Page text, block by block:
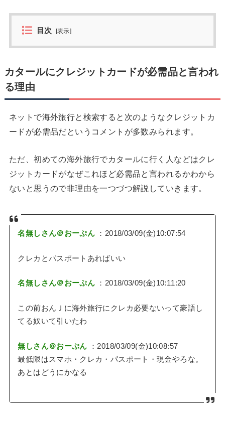
目次 [表示]
カタールにクレジットカードが必需品と言われ
る理由
ネットで海外旅行と検索すると次のようなクレジットカ
ードが必需品だというコメントが多数みられます。
ただ、初めての海外旅行でカタールに行く人などはクレ
ジットカードがなぜこれほど必需品と言われるかわから
ないと思うので非理由を一つづつ解説していきます。
名無しさん＠おーぷん ：2018/03/09(金)10:07:54
クレカとパスポートあればいい
名無しさん＠おーぷん ：2018/03/09(金)10:11:20
この前おんＪに海外旅行にクレカ必要ないって豪語し
てる奴いて引いたわ
無しさん＠おーぷん ：2018/03/09(金)10:08:57
最低限はスマホ・クレカ・パスポート・現金やろな。
あとはどうにかなる